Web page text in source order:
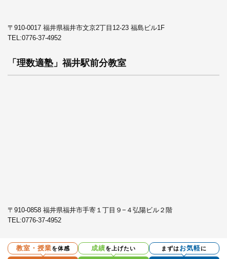
〒910-0017 福井県福井市文京2丁目12-23 福島ビル1F
TEL:0776-37-4952
「理数適塾」福井駅前分教室
〒910-0858 福井県福井市手寄１丁目９−４弘陽ビル２階
TEL:0776-37-4952
プライバシーポリシー
教室・授業を体感 成績を上げたい まずはお気軽に